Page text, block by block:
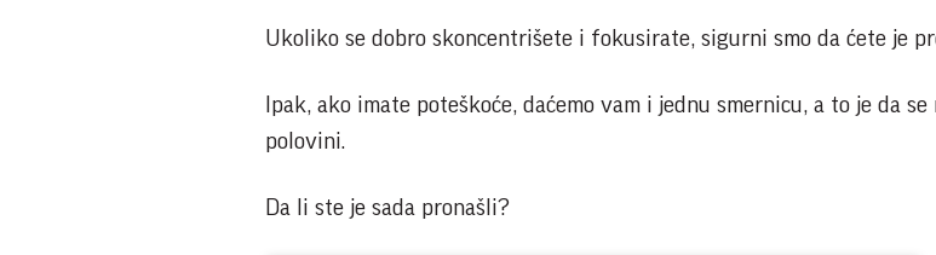
Ukoliko se dobro skoncentrišete i fokusirate, sigurni smo da ćete je
Ipak, ako imate poteškoće, daćemo vam i jednu smernicu, a to je da
polovini.
Da li ste je sada pronašli?